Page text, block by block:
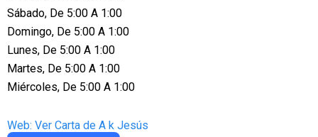
Sábado, De 5:00 A 1:00
Domingo, De 5:00 A 1:00
Lunes, De 5:00 A 1:00
Martes, De 5:00 A 1:00
Miércoles, De 5:00 A 1:00
Web: Ver Carta de A k Jesús